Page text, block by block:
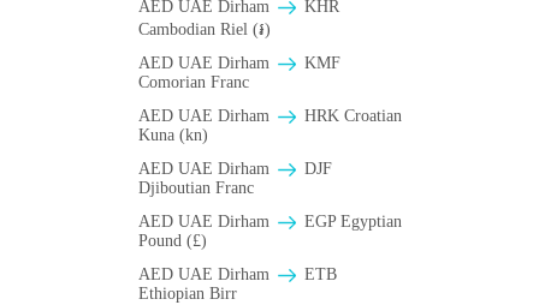
AED UAE Dirham
KHR
Cambodian Riel (៛)
AED UAE Dirham
KMF
Comorian Franc
AED UAE Dirham
HRK Croatian
Kuna (kn)
AED UAE Dirham
DJF
Djiboutian Franc
AED UAE Dirham
EGP Egyptian
Pound (£)
AED UAE Dirham
ETB
Ethiopian Birr